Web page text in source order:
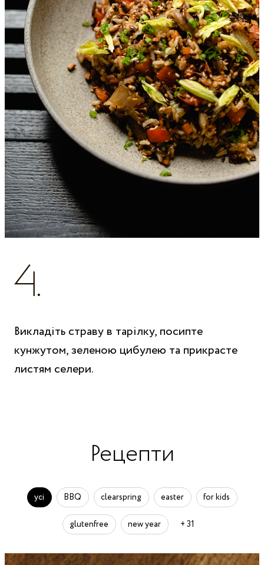
Викладіть страву в тарілку, посипте
кунжутом, зеленою цибулею та прикрасте
листям селери.
Рецепти
усі BBQ clearspring easter for kids
glutenfree new year + 31